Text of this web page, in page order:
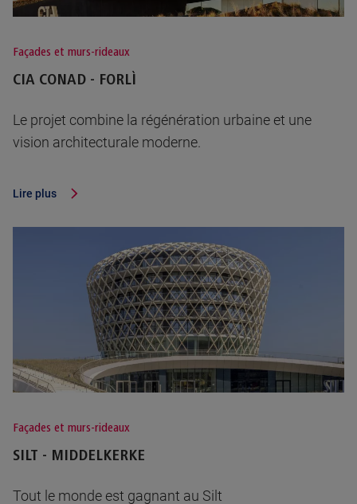
Façades et murs-rideaux
CIA CONAD - FORLÌ
Le projet combine la régénération urbaine et une
vision architecturale moderne.
Lire plus
Façades et murs-rideaux
SILT - MIDDELKERKE
Tout le monde est gagnant au Silt